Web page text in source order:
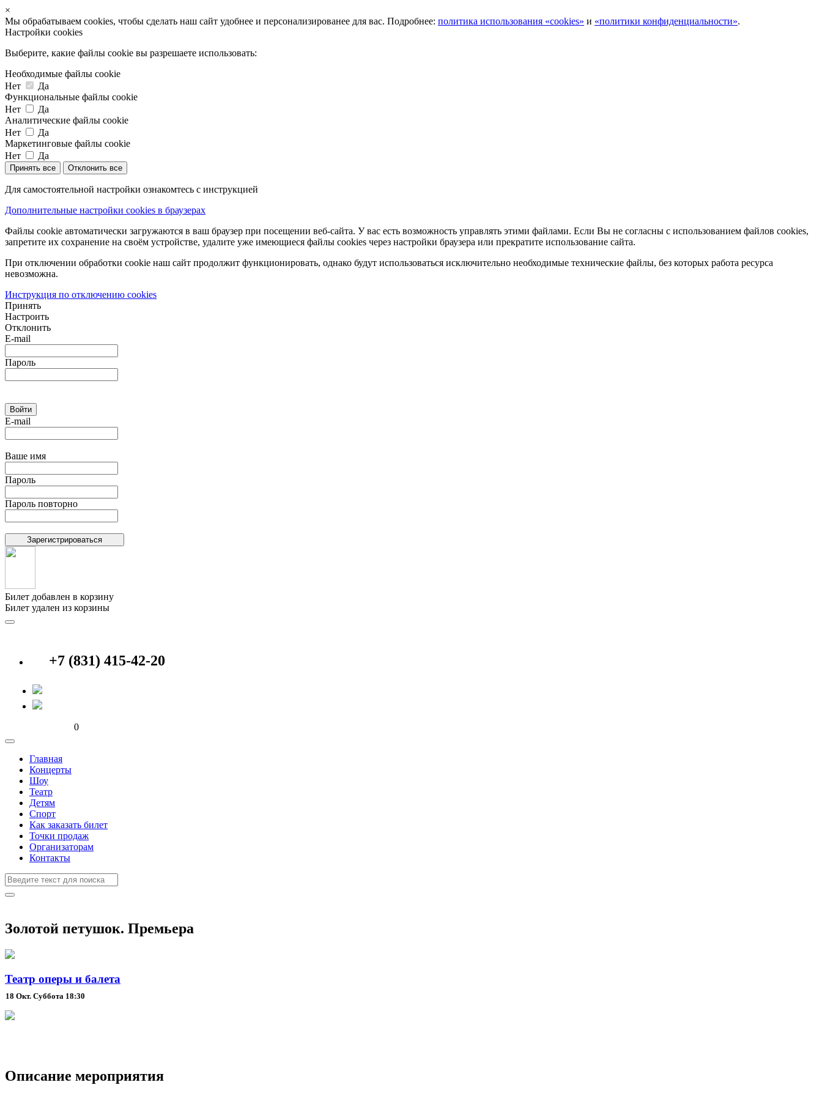
×
Мы обрабатываем cookies, чтобы сделать наш сайт удобнее и персонализированее для вас. Подробнее: политика использования «cookies» и «политики конфиденциальности».
Настройки cookies
Выберите, какие файлы cookie вы разрешаете использовать:
Необходимые файлы cookie
Нет
Да
Функциональные файлы cookie
Нет
Да
Аналитические файлы cookie
Нет
Да
Маркетинговые файлы cookie
Нет
Да
Принять все Отклонить все
Для самостоятельной настройки ознакомтесь с инструкцией
Дополнительные настройки cookies в браузерах
Файлы cookie автоматически загружаются в ваш браузер при посещении веб-сайта. У вас есть возможность управлять этими файлами. Если Вы не согласны с использованием файлов cookies,
запретите их сохранение на своём устройстве, удалите уже имеющиеся файлы cookies через настройки браузера или прекратите использование сайта.
При отключении обработки cookie наш сайт продолжит функционировать, однако будут использоваться исключительно необходимые технические файлы, без которых работа ресурса
невозможна.
Инструкция по отключению cookies
Принять
Настроить
Отклонить
E-mail
Пароль
E-mail
Ваше имя
Пароль
Пароль повторно
Билет добавлен в корзину
Билет удален из корзины
+7 (831) 415-42-20
0
Главная
Концерты
Шоу
Театр
Детям
Спорт
Как заказать билет
Точки продаж
Организаторам
Контакты
Золотой петушок. Премьера
Театр оперы и балета
18 Окт. Суббота 18:30
Описание мероприятия